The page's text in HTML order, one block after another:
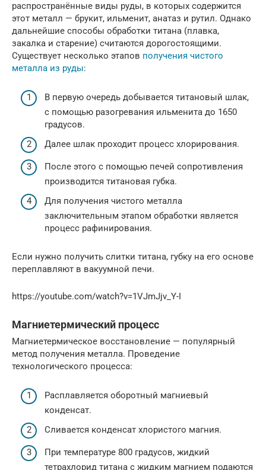
распространённые виды руды, в которых содержится
этот металл — брукит, ильменит, анатаз и рутил. Однако
дальнейшие способы обработки титана (плавка,
закалка и старение) считаются дорогостоящими.
Существует несколько этапов получения чистого
металла из руды:
В первую очередь добывается титановый шлак,
с помощью разогревания ильменита до 1650
градусов.
Далее шлак проходит процесс хлорирования.
После этого с помощью печей сопротивления
производится титановая губка.
Для получения чистого металла
заключительным этапом обработки является
процесс рафинирования.
Если нужно получить слитки титана, губку на его основе
переплавляют в вакуумной печи.
https://youtube.com/watch?v=1VJmJjv_Y-I
Магниетермический процесс
Магниетермическое восстановление — популярный
метод получения металла. Проведение
технологического процесса:
Расплавляется оборотный магниевый
конденсат.
Сливается конденсат хлористого магния.
При температуре 800 градусов, жидкий
тетрахлорид титана с жидким магнием подаются